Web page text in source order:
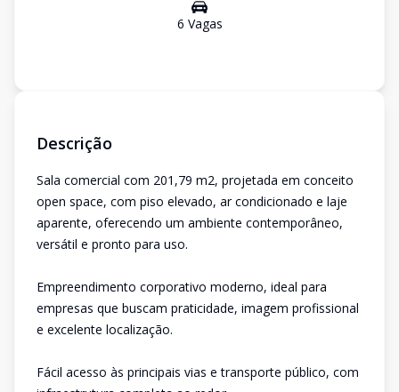
6 Vagas
Descrição
Sala comercial com 201,79 m2, projetada em conceito
open space, com piso elevado, ar condicionado e laje
aparente, oferecendo um ambiente contemporâneo,
versátil e pronto para uso.
Empreendimento corporativo moderno, ideal para
empresas que buscam praticidade, imagem profissional
e excelente localização.
Fácil acesso às principais vias e transporte público, com